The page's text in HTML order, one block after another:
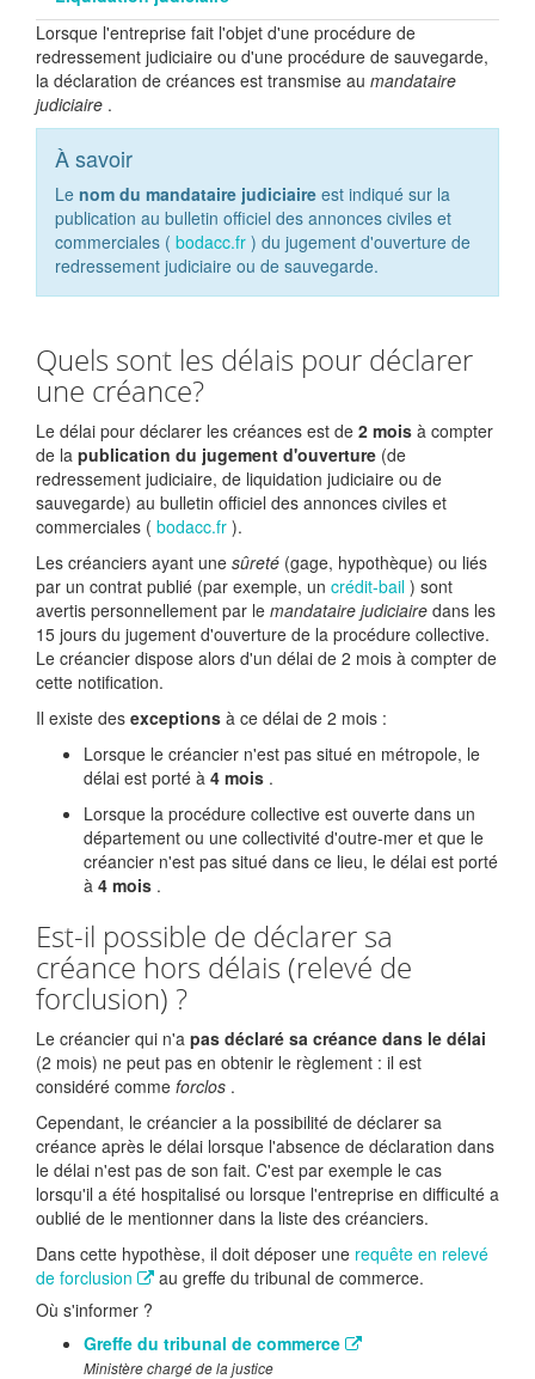
Lorsque l'entreprise fait l'objet d'une procédure de
redressement judiciaire ou d'une procédure de sauvegarde,
la déclaration de créances est transmise au mandataire
judiciaire .
À savoir
Le nom du mandataire judiciaire est indiqué sur la
publication au bulletin officiel des annonces civiles et
commerciales ( bodacc.fr ) du jugement d'ouverture de
redressement judiciaire ou de sauvegarde.
Quels sont les délais pour déclarer
une créance?
Le délai pour déclarer les créances est de 2 mois à compter
de la publication du jugement d'ouverture (de
redressement judiciaire, de liquidation judiciaire ou de
sauvegarde) au bulletin officiel des annonces civiles et
commerciales ( bodacc.fr ).
Les créanciers ayant une sûreté (gage, hypothèque) ou liés
par un contrat publié (par exemple, un crédit-bail ) sont
avertis personnellement par le mandataire judiciaire dans les
15 jours du jugement d'ouverture de la procédure collective.
Le créancier dispose alors d'un délai de 2 mois à compter de
cette notification.
Il existe des exceptions à ce délai de 2 mois :
Lorsque le créancier n'est pas situé en métropole, le
délai est porté à 4 mois .
Lorsque la procédure collective est ouverte dans un
département ou une collectivité d'outre-mer et que le
créancier n'est pas situé dans ce lieu, le délai est porté
à 4 mois .
Est-il possible de déclarer sa
créance hors délais (relevé de
forclusion) ?
Le créancier qui n'a pas déclaré sa créance dans le délai
(2 mois) ne peut pas en obtenir le règlement : il est
considéré comme forclos .
Cependant, le créancier a la possibilité de déclarer sa
créance après le délai lorsque l'absence de déclaration dans
le délai n'est pas de son fait. C'est par exemple le cas
lorsqu'il a été hospitalisé ou lorsque l'entreprise en difficulté a
oublié de le mentionner dans la liste des créanciers.
Dans cette hypothèse, il doit déposer une requête en relevé
de forclusion
au greffe du tribunal de commerce.
Où s'informer ?
Greffe du tribunal de commerce
Ministère chargé de la justice